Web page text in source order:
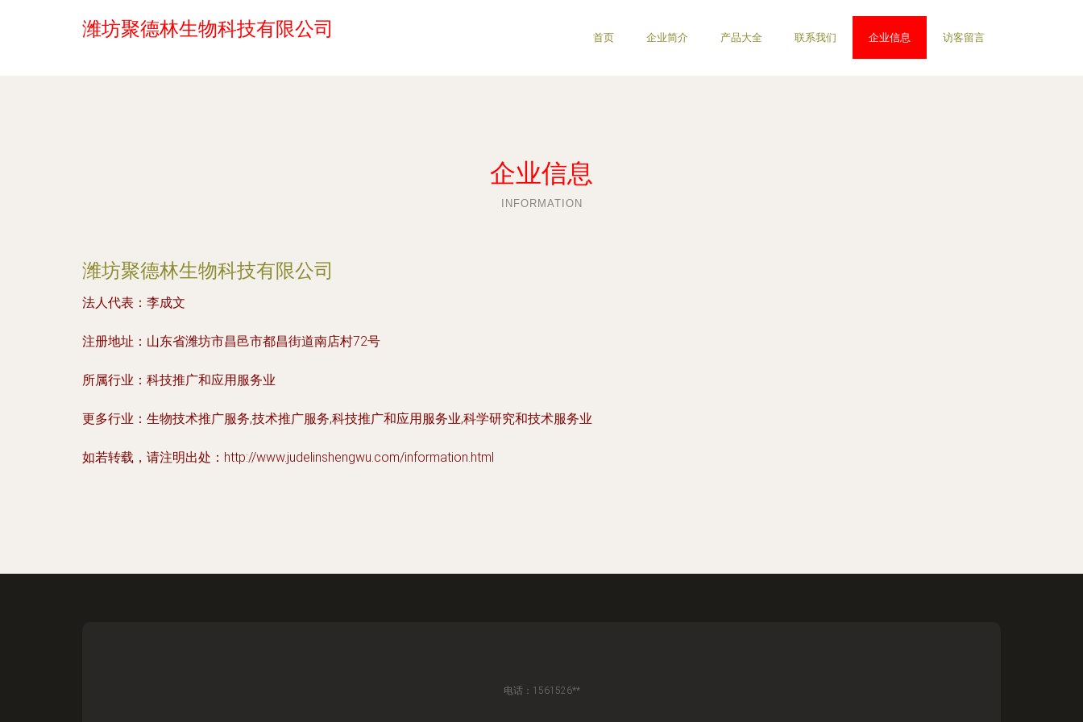
潍坊聚德林生物科技有限公司 首页 企业简介 产品大全 联系我们 企业信息 访客留言
企业信息
INFORMATION
潍坊聚德林生物科技有限公司
法人代表： 李成文
注册地址： 山东省潍坊市昌邑市都昌街道南店村72号
所属行业： 科技推广和应用服务业
更多行业： 生物技术推广服务,技术推广服务,科技推广和应用服务业,科学研究和技术服务业
如若转载，请注明出处：http://www.judelinshengwu.com/information.html
电话：1561526**